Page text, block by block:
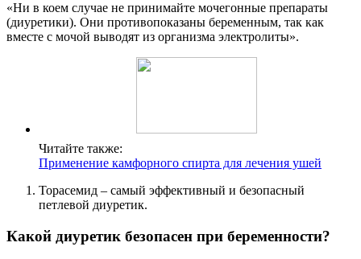
«Ни в коем случае не принимайте мочегонные препараты
(диуретики). Они противопоказаны беременным, так как
вместе с мочой выводят из организма электролиты».
Читайте также:
Применение камфорного спирта для лечения ушей
Торасемид – самый эффективный и безопасный
петлевой диуретик.
Какой диуретик безопасен при беременности?